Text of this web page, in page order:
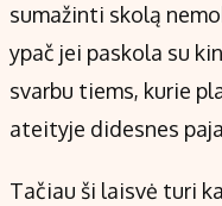
sumažinti skolą
ypač jei paskola su
svarbu tiems, kurie
ateityje didesnes
Tačiau ši laisvė turi